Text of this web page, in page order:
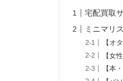
宅配買取
ミニマリ
【オ
【女
【本